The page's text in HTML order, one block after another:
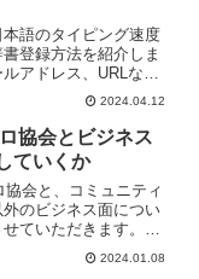
語のタイピング速度
登録方法を紹介しま
アドレス、URLなど
、日本語入力の効率を
きます。Microsoft
入力を使った登録方
ンでの手順も解説し
り、仕事効率が向上
げます。ぜひご活用
2024.04.12
協会とビジネス
ていくか
会と、コミュニティ
外のビジネス面につい
ていただきます。ノ
て直しの時期です
面でもかなり明るい情
2024.01.08